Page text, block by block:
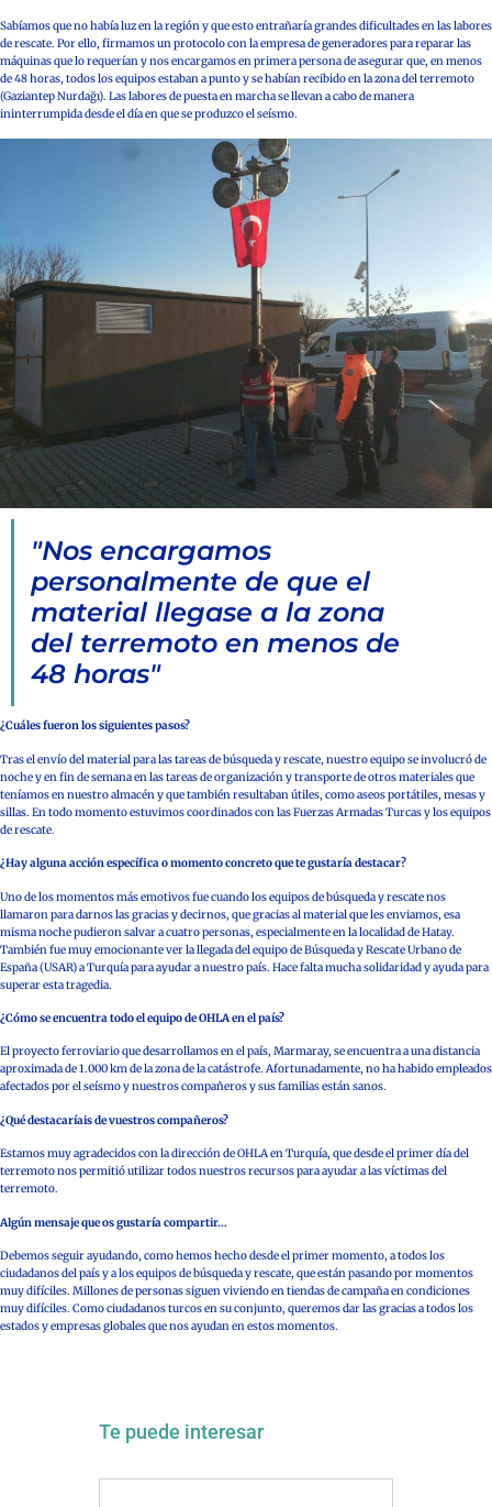
Sabíamos que no había luz en la región y que esto entrañaría grandes dificultades en las labores
de rescate. Por ello, firmamos un protocolo con la empresa de generadores para reparar las
máquinas que lo requerían y nos encargamos en primera persona de asegurar que, en menos
de 48 horas, todos los equipos estaban a punto y se habían recibido en la zona del terremoto
(Gaziantep Nurdağı). Las labores de puesta en marcha se llevan a cabo de manera
ininterrumpida desde el día en que se produzco el seísmo.
"Nos encargamos
personalmente de que el
material llegase a la zona
del terremoto en menos de
48 horas"
¿Cuáles fueron los siguientes pasos?
Tras el envío del material para las tareas de búsqueda y rescate, nuestro equipo se involucró de
noche y en fin de semana en las tareas de organización y transporte de otros materiales que
teníamos en nuestro almacén y que también resultaban útiles, como aseos portátiles, mesas y
sillas. En todo momento estuvimos coordinados con las Fuerzas Armadas Turcas y los equipos
de rescate.
¿Hay alguna acción específica o momento concreto que te gustaría destacar?
Uno de los momentos más emotivos fue cuando los equipos de búsqueda y rescate nos
llamaron para darnos las gracias y decirnos, que gracias al material que les enviamos, esa
misma noche pudieron salvar a cuatro personas, especialmente en la localidad de Hatay.
También fue muy emocionante ver la llegada del equipo de Búsqueda y Rescate Urbano de
España (USAR) a Turquía para ayudar a nuestro país. Hace falta mucha solidaridad y ayuda para
superar esta tragedia.
¿Cómo se encuentra todo el equipo de OHLA en el país?
El proyecto ferroviario que desarrollamos en el país, Marmaray, se encuentra a una distancia
aproximada de 1.000 km de la zona de la catástrofe. Afortunadamente, no ha habido empleados
afectados por el seísmo y nuestros compañeros y sus familias están sanos.
¿Qué destacaríais de vuestros compañeros?
Estamos muy agradecidos con la dirección de OHLA en Turquía, que desde el primer día del
terremoto nos permitió utilizar todos nuestros recursos para ayudar a las víctimas del
terremoto.
Algún mensaje que os gustaría compartir…
Debemos seguir ayudando, como hemos hecho desde el primer momento, a todos los
ciudadanos del país y a los equipos de búsqueda y rescate, que están pasando por momentos
muy difíciles. Millones de personas siguen viviendo en tiendas de campaña en condiciones
muy difíciles. Como ciudadanos turcos en su conjunto, queremos dar las gracias a todos los
estados y empresas globales que nos ayudan en estos momentos.
Te puede interesar